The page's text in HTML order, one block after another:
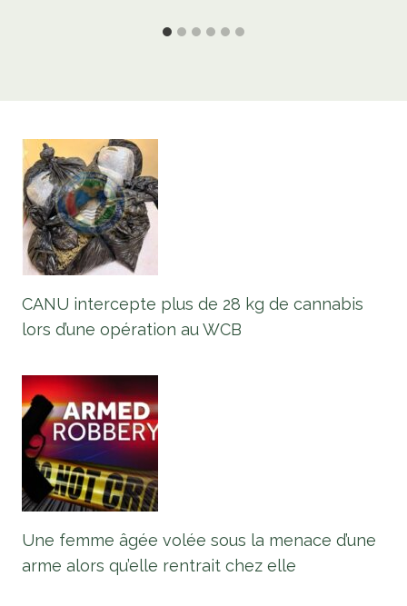
CANU intercepte plus de 28 kg de cannabis
lors d’une opération au WCB
Une femme âgée volée sous la menace d’une
arme alors qu’elle rentrait chez elle